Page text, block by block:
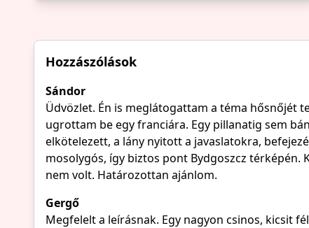
Hozzászólások
Sándor
Üdvözlet. Én is meglátogattam a téma hősnőjét
ugrottam be egy franciára. Egy pillanatig sem
elkötelezett, a lány nyitott a javaslatokra,
mosolygós, így biztos pont Bydgoszcz térképén.
nem volt. Határozottan ajánlom.
Gergő
Megfelelt a leírásnak. Egy nagyon csinos, kicsit